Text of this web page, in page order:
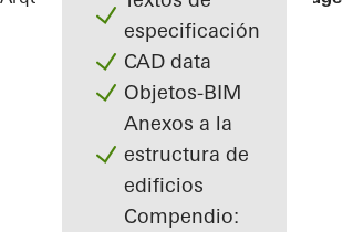
especificación
CAD data
Objetos-BIM
Anexos a la
estructura de
edificios
Compendio: